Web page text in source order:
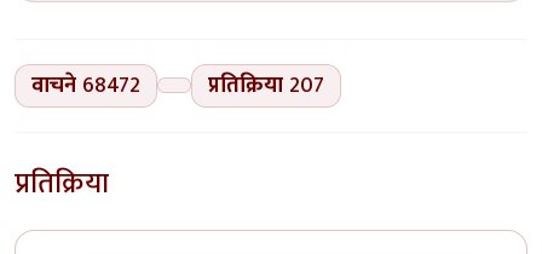
वाचने 68472 प्रतिक्रिया 207
प्रतिक्रिया